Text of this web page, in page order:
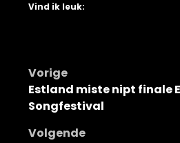
Vind ik leuk:
Bericht
navigatie
Vorige
Estland miste nipt finale
Songfestival
Volgende